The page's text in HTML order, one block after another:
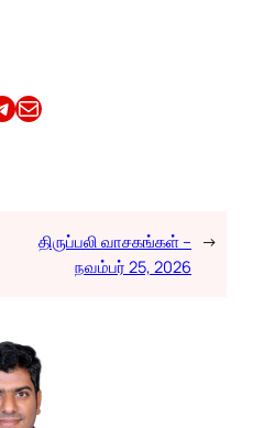
Email this Article
திருப்பலி வாசகங்கள் –
நவம்பர் 25, 2026
→